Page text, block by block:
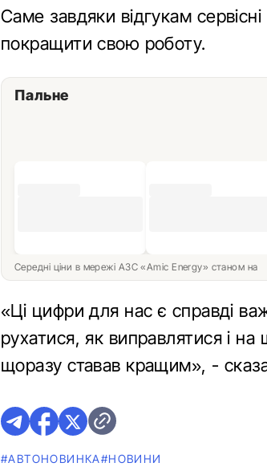
Саме завдяки відгукам
покращити свою роботу.
Пальне
Середні ціни в мережі АЗС «Amic Energy» станом на
«Ці цифри для нас є справді
рухатися, як виправлятися і
щоразу ставав кращим», -
#АВТОНОВИНКА#НОВИНИ